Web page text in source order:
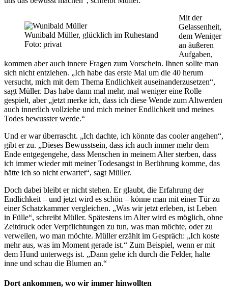
Wunibald Müller, glücklich im Ruhestand
Foto: privat
Mit der
Gelassenheit,
dem Weniger
an äußeren
Aufgaben,
kommen aber auch innere Fragen zum Vorschein. Ihnen sollte man
sich nicht entziehen. „Ich habe das erste Mal um die 40 herum
versucht, mich mit dem Thema Endlichkeit auseinanderzusetzen“,
sagt Müller. Das habe dann mal mehr, mal weniger eine Rolle
gespielt, aber „jetzt merke ich, dass ich diese Wende zum Altwerden
auch innerlich vollziehe und mich meiner Endlichkeit und meines
Todes bewusster werde.“
Und er war überrascht. „Ich dachte, ich könnte das cooler angehen“,
gibt er zu. „Dieses Bewusstsein, dass ich auch immer mehr dem
Ende entgegengehe, dass Menschen in meinem Alter sterben, dass
ich immer wieder mit meiner Todesangst in Berührung komme, das
hätte ich so nicht erwartet“, sagt Müller.
Doch dabei bleibt er nicht stehen. Er glaubt, die Erfahrung der
Endlichkeit – und jetzt wird es schön – könne man mit einer Tür zu
einer Schatzkammer vergleichen. „Was wir jetzt erleben, ist Leben
in Fülle“, schreibt Müller. Spätestens im Alter wird es möglich, ohne
Zeitdruck oder Verpflichtungen zu tun, was man möchte, oder zu
verweilen, wo man möchte. Müller erzählt im Gespräch: „Ich koste
mehr aus, was im Moment gerade ist.“ Zum Beispiel, wenn er mit
dem Hund unterwegs ist. „Dann gehe ich durch die Felder, halte
inne und schau die Blumen an.“
Dort ankommen, wo wir immer hinwollten